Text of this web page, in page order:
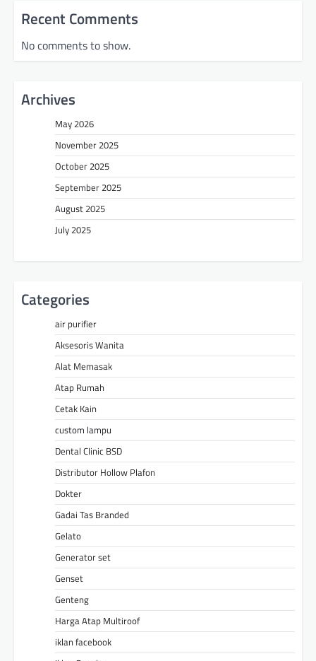
Recent Comments
No comments to show.
Archives
May 2026
November 2025
October 2025
September 2025
August 2025
July 2025
Categories
air purifier
Aksesoris Wanita
Alat Memasak
Atap Rumah
Cetak Kain
custom lampu
Dental Clinic BSD
Distributor Hollow Plafon
Dokter
Gadai Tas Branded
Gelato
Generator set
Genset
Genteng
Harga Atap Multiroof
iklan facebook